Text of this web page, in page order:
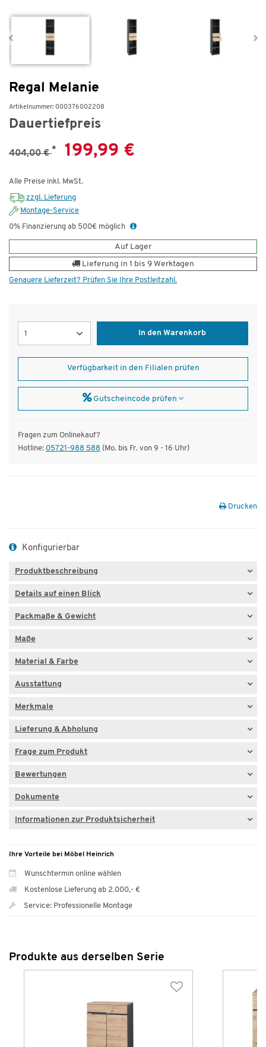
Regal Melanie
Artikelnummer: 000376002208
Dauertiefpreis
404,00 €* 199,99 €
Alle Preise inkl. MwSt.
zzgl. Lieferung
Montage-Service
0% Finanzierung ab 500€ möglich
Auf Lager
Lieferung in 1 bis 9 Werktagen
Genauere Lieferzeit? Prüfen Sie Ihre Postleitzahl.
In den Warenkorb
Verfügbarkeit in den Filialen prüfen
Gutscheincode prüfen
Fragen zum Onlinekauf?
Hotline: 05721-988 588 (Mo. bis Fr. von 9 - 16 Uhr)
Drucken
Konfigurierbar
Produktbeschreibung
Details auf einen Blick
Packmaße & Gewicht
Maße
Material & Farbe
Ausstattung
Merkmale
Lieferung & Abholung
Frage zum Produkt
Bewertungen
Dokumente
Informationen zur Produktsicherheit
Ihre Vorteile bei Möbel Heinrich
Wunschtermin online wählen
Kostenlose Lieferung ab 2.000,- €
Service: Professionelle Montage
Produkte aus derselben Serie